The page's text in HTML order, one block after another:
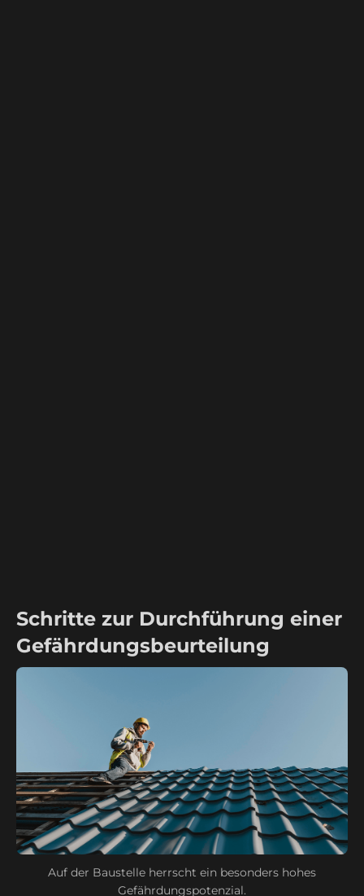
Schritte zur Durchführung einer
Gefährdungsbeurteilung
Auf der Baustelle herrscht ein besonders hohes
Gefährdungspotenzial.